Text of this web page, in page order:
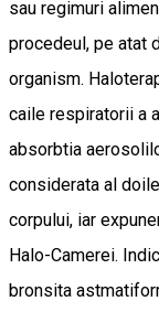
sau regimuri
procedeul, pe atat
organism.
caile respiratorii a
absorbtia
considerata al
corpului, iar
Halo-Camerei.
bronsita